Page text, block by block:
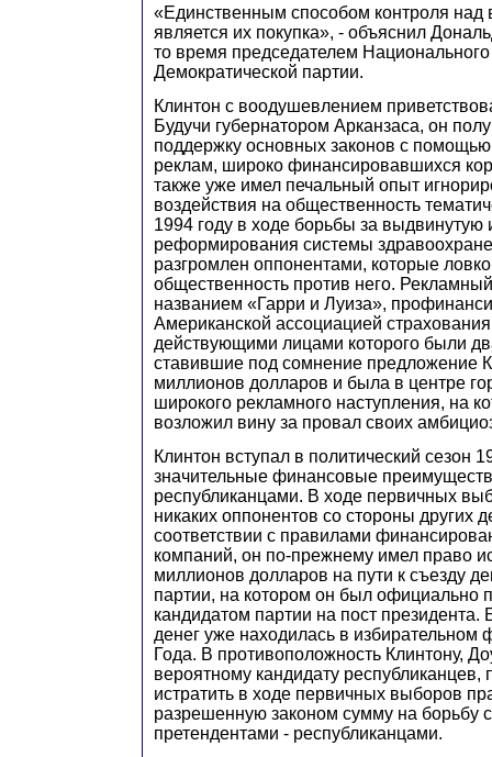
«Единственным способом контроля над
является их покупка», - объяснил
то время председателем
Демократической партии.
Клинтон с воодушевлением
Будучи губернатором Арканзаса, он
поддержку основных законов с
реклам, широко финансировавшихся
также уже имел печальный опыт
воздействия на общественность
1994 году в ходе борьбы за выдвинутую
реформирования системы
разгромлен оппонентами, которые
общественность против него.
названием «Гарри и Луиза»,
Американской ассоциацией
действующими лицами которого были
ставившие под сомнение предложение
миллионов долларов и была в центре
широкого рекламного наступления, на
возложил вину за провал своих
Клинтон вступал в политический сезон
значительные финансовые
республиканцами. В ходе первичных
никаких оппонентов со стороны других
соответствии с правилами
компаний, он по-прежнему имел право
миллионов долларов на пути к съезду
партии, на котором он был официально
кандидатом партии на пост президента.
денег уже находилась в избирательном
Года. В противоположность Клинтону,
вероятному кандидату республиканцев,
истратить в ходе первичных выборов
разрешенную законом сумму на борьбу
претендентами - республиканцами.